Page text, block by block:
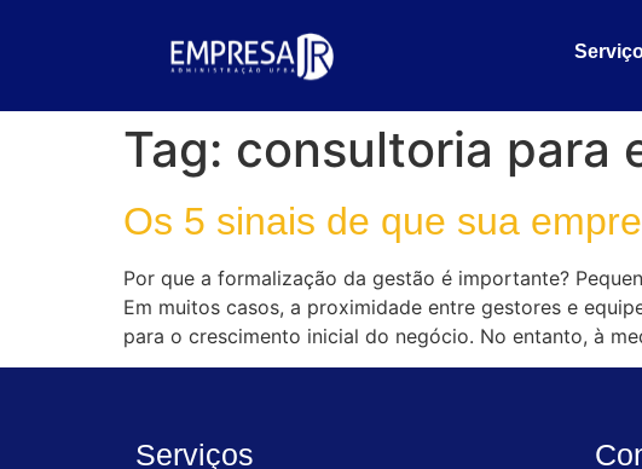
Tag: consultoria para
Os 5 sinais de que sua
Por que a formalização da gestão é importante?
Em muitos casos, a proximidade entre gestores e
para o crescimento inicial do negócio. No entanto, à
Serviços